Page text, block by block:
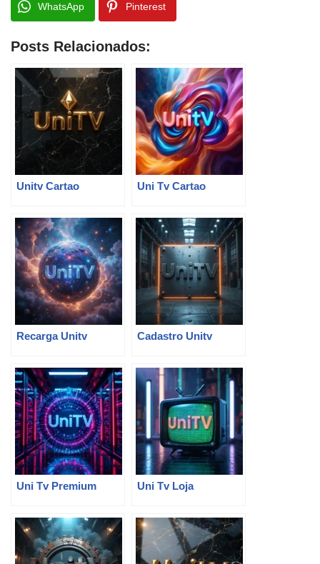
WhatsApp Pinterest
Posts Relacionados:
Unitv Cartao Uni Tv Cartao
Recarga Unitv Cadastro Unitv
Uni Tv Premium Uni Tv Loja